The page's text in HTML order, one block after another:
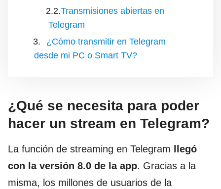
Transmisiones abiertas en
Telegram
¿Cómo transmitir en Telegram
desde mi PC o Smart TV?
¿Qué se necesita para poder
hacer un stream en Telegram?
La función de streaming en Telegram
llegó
con la versión 8.0 de la app. Gracias a la
misma, los millones de usuarios de la